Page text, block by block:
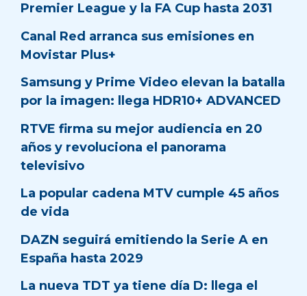
Premier League y la FA Cup hasta 2031
Canal Red arranca sus emisiones en
Movistar Plus+
Samsung y Prime Video elevan la batalla
por la imagen: llega HDR10+ ADVANCED
RTVE firma su mejor audiencia en 20
años y revoluciona el panorama
televisivo
La popular cadena MTV cumple 45 años
de vida
DAZN seguirá emitiendo la Serie A en
España hasta 2029
La nueva TDT ya tiene día D: llega el